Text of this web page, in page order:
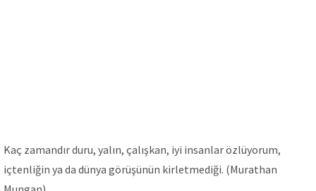
Kaç zamandır duru, yalın, çalışkan, iyi insanlar özlüyorum,
içtenliğin ya da dünya görüşünün kirletmediği. (Murathan